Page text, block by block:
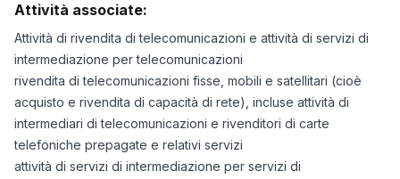
Attività associate:
Attività di rivendita di telecomunicazioni e attività di servizi di
intermediazione per telecomunicazioni
rivendita di telecomunicazioni fisse, mobili e satellitari (cioè
acquisto e rivendita di capacità di rete), incluse attività di
intermediari di telecomunicazioni e rivenditori di carte
telefoniche prepagate e relativi servizi
attività di servizi di intermediazione per servizi di